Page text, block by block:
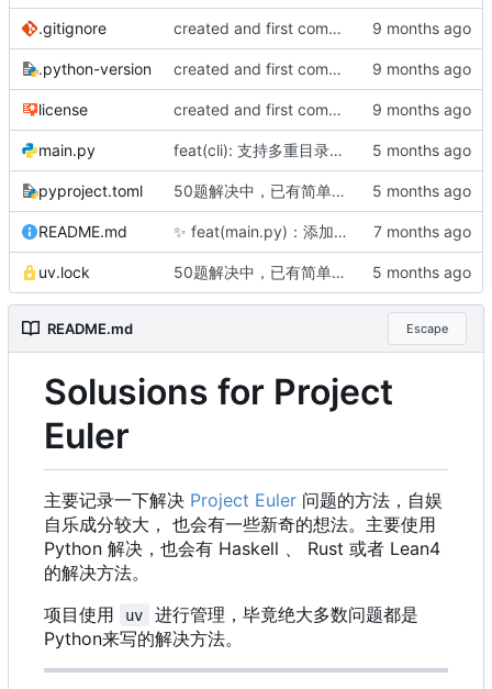
.gitignore created and first commit(3 solusions)
.python-version created and first commit(3 solusions)
license created and first commit(3 solusions)
main.py feat(cli): 支持多重目录结构与特殊解法运行，新增解法列表选项
pyproject.toml 50题解决中，已有简单解法，在尝试更快的版本。
README.md ✨ feat(main.py)：添加CLI工具支持问题管理功能
uv.lock 50题解决中，已有简单解法，在尝试更快的版本。
README.md Escape
Solusions for Project
Euler
主要记录一下解决 Project Euler 问题的方法，自娱
自乐成分较大， 也会有一些新奇的想法。主要使用
Python 解决，也会有 Haskell 、 Rust 或者 Lean4
的解决方法。
项目使用
uv 进行管理 ， 毕竟绝大多数问题都是
Python来写的解决方法。